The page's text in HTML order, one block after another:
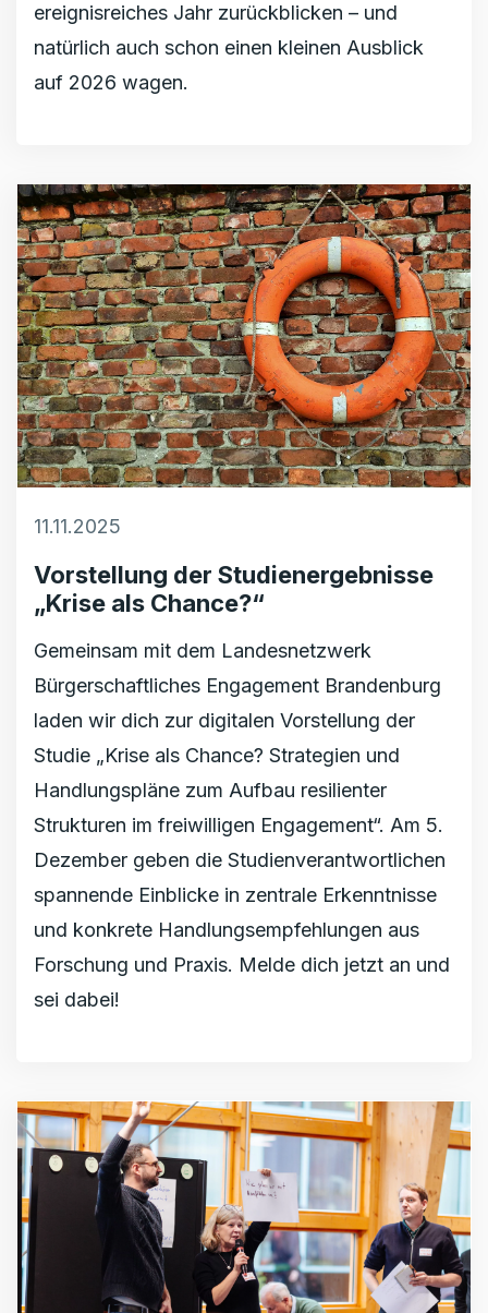
ereignisreiches Jahr zurückblicken – und
natürlich auch schon einen kleinen Ausblick
auf 2026 wagen.
11.11.2025
Vorstellung der Studienergebnisse
„Krise als Chance?“
Gemeinsam mit dem Landesnetzwerk
Bürgerschaftliches Engagement Brandenburg
laden wir dich zur digitalen Vorstellung der
Studie „Krise als Chance? Strategien und
Handlungspläne zum Aufbau resilienter
Strukturen im freiwilligen Engagement“. Am 5.
Dezember geben die Studienverantwortlichen
spannende Einblicke in zentrale Erkenntnisse
und konkrete Handlungsempfehlungen aus
Forschung und Praxis. Melde dich jetzt an und
sei dabei!